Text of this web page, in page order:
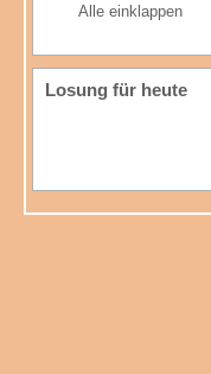
Alle einklappen
Losung für heute